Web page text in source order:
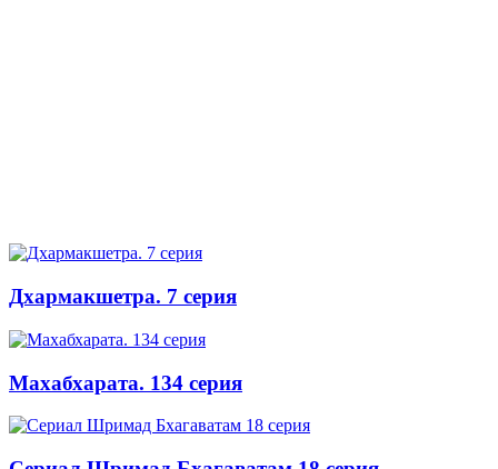
Дхармакшетра. 7 серия
Махабхарата. 134 серия